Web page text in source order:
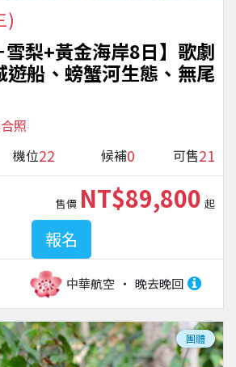
)
雪梨+黃金海岸8日】歌劇
遊船、螃蟹河生態、無尾
照
機位22 候補0 可售21
中華航空 晚去晚回
售價 NT$89,800 起
報名
團體